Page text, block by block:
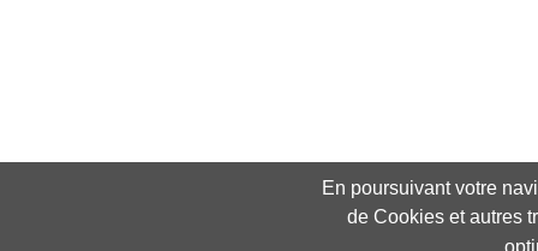
En poursuivant votre
de Cookies et autres